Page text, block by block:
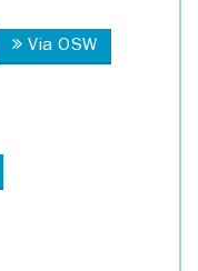
Via OSW